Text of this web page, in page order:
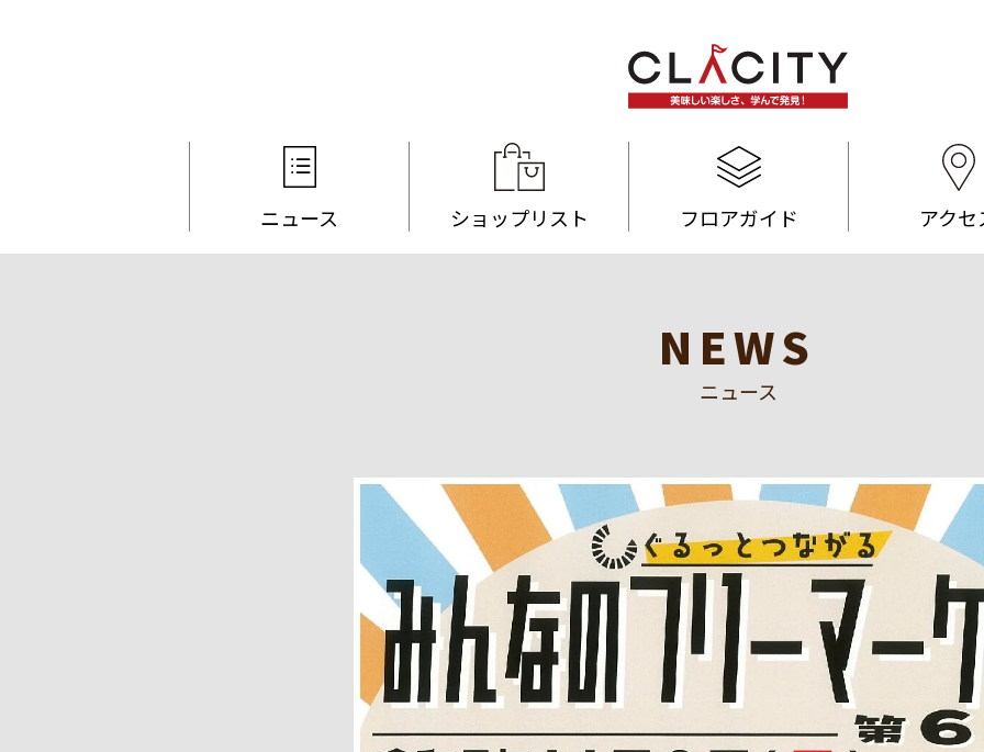
ニュース ショップリスト フロアガイド アクセ
NEWS
ニュース